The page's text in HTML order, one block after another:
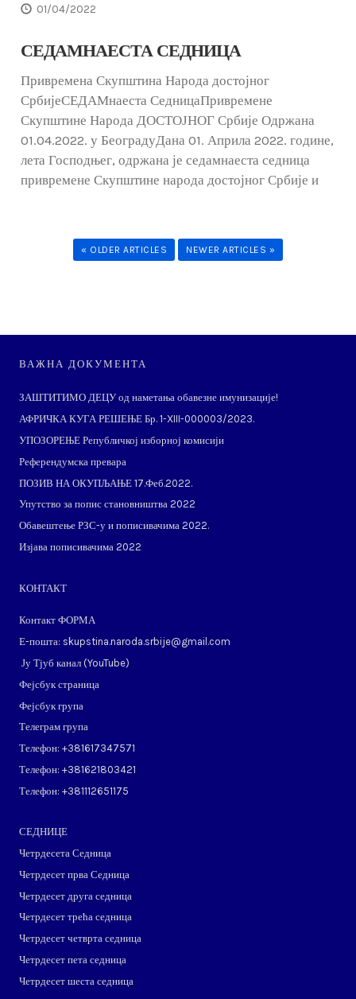
01/04/2022
СЕДАМНАЕСТА СЕДНИЦА
Привремена Скупштина Народа достојног
СрбијеСЕДАМнаеста СедницаПривремене
Скупштине Народа ДОСТОЈНОГ Србије Одржана
01.04.2022. у БеоградуДана 01. Априла 2022. године,
лета Господњег, одржана је седамнаеста седница
привремене Скупштине народа достојног Србије и
« OLDER ARTICLES NEWER ARTICLES »
ВАЖНА ДОКУМЕНТА
ЗАШТИТИМО ДЕЦУ од наметања обавезне имунизације!
АФРИЧКА КУГА РЕШЕЊЕ Бр. 1-XIII-000003/2023.
УПОЗОРЕЊЕ Републичкој изборној комисији
Референдумска превара
ПОЗИВ НА ОКУПЉАЊЕ 17.Феб.2022.
Упутство за попис становништва 2022
Обавештење РЗС-у и пописивачима 2022.
Изјава пописивачима 2022
КОНТАКТ
Контакт ФОРМА
Е-пошта: skupstina.naroda.srbije@gmail.com
Ју Тјуб канал (YouTube)
Фејсбук страница
Фејсбук група
Телеграм група
Телефон: ​+381617347571
Телефон: ​+381621803421
Телефон: ​+381112651175
СЕДНИЦЕ
Четрдесета Седница
Четрдесет прва Седница
Четрдесет друга седница
Четрдесет трећа седница
Четрдесет четврта седница
Четрдесет пета седница
Четрдесет шеста седница